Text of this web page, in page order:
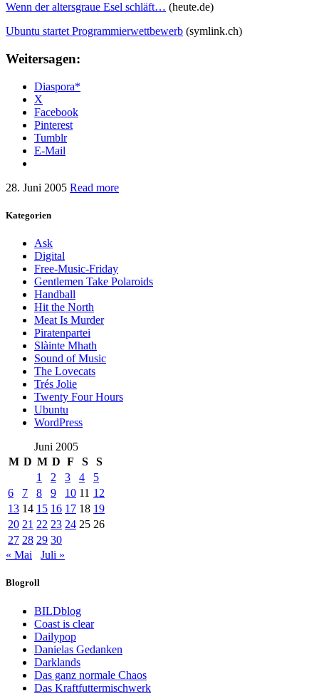
Wenn der altersgraue Esel schläft… (heute.de)
Ubuntu startet Programmierwettbewerb (symlink.ch)
Weitersagen:
Diaspora*
X
Facebook
Pinterest
Tumblr
E-Mail
28. Juni 2005 Read more
Kategorien
Ask
Digital
Free-Music-Friday
Gentlemen Take Polaroids
Handball
Hit the North
Meat Is Murder
Piratenpartei
Slàinte Mhath
Sound of Music
The Lovecats
Trés Jolie
Twenty Four Hours
Ubuntu
WordPress
Juni 2005
M D M D F S
S
1
2 3 4
5
6
7 8 9 10 11 12
13 14 15 16 17 18 19
20 21 22 23 24 25 26
27 28 29 30
« Mai
Juli »
Blogroll
BILDblog
Coast is clear
Dailypop
Danielas Gedanken
Darklands
Das ganz normale Chaos
Das Kraftfuttermischwerk